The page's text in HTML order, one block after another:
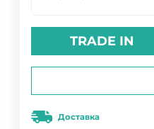
TRADE IN
Доставка